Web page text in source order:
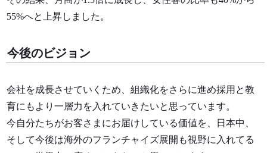
55%へと上昇しました。
今後のビジョン
会社を成長させていくため、組織化をさらに進め採用と教
育にもより一層力を入れていきたいと思っています。
今自分たちがお客さまにお届けしている価値を、日本中、
そして今後は海外のフランチャイズ展開も視野に入れてる